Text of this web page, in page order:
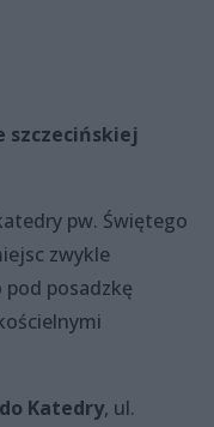
szczecińskiej
pw. Świętego
zwykle
posadzkę
Katedry, ul.